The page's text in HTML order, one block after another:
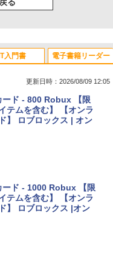
る
Neo A18 Proチッ
ートブック：AIとAppl
めに設計、Liquid Ret
8GBユニファイドメモ
- インディゴ
15.6 16インチ パソコ
Lavie ASUS HP dyna
更新日時：2026/08/09 12:05
ド - 800 Robux 【限
テムを含む】 【オンラ
】 ロブロックス | オン
ド - 1000 Robux 【限
テムを含む】 【オンラ
】 ロブロックス |オン
IT入門書 電子書籍リーダー